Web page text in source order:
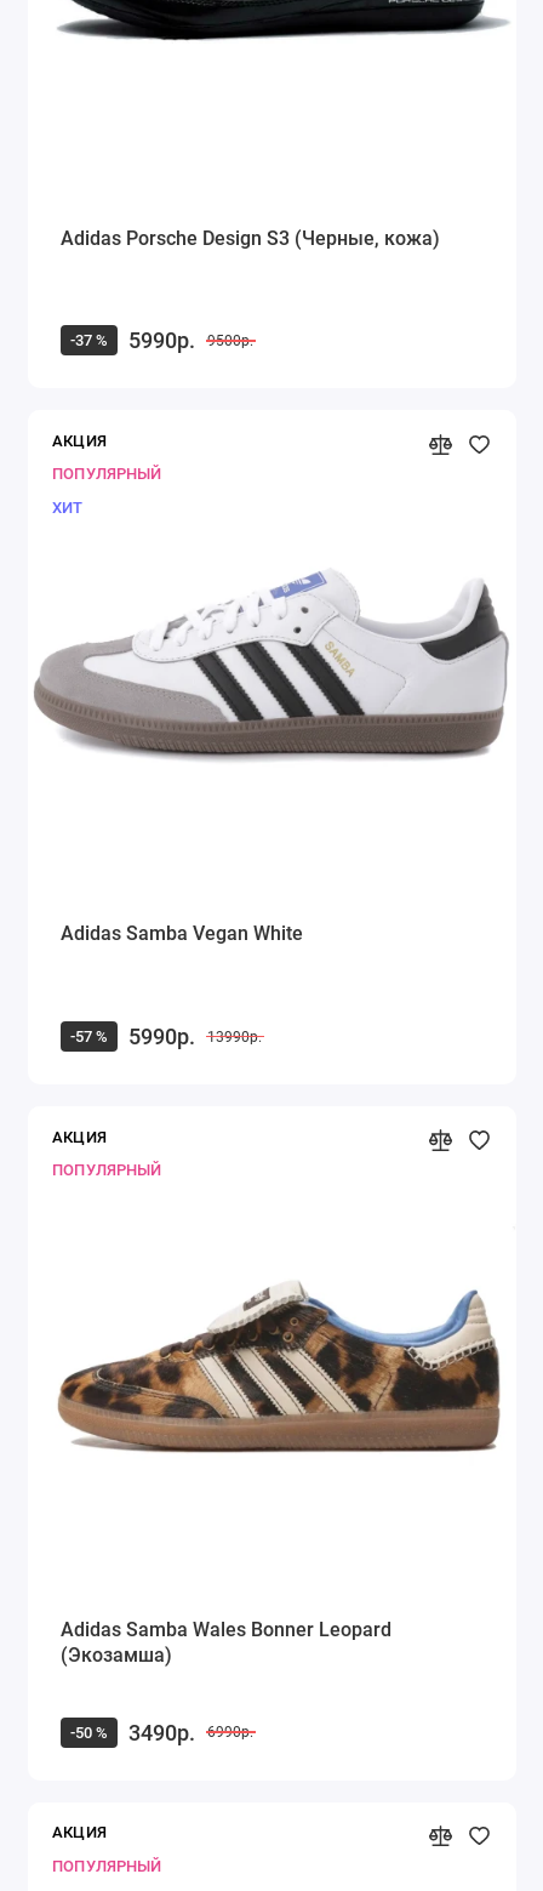
Adidas Porsche Design S3 (Черные, кожа)
-37 % 5990р. 9500р.
АКЦИЯ
ПОПУЛЯРНЫЙ
ХИТ
Adidas Samba Vegan White
-57 % 5990р. 13990р.
АКЦИЯ
ПОПУЛЯРНЫЙ
Adidas Samba Wales Bonner Leopard
(Экозамша)
-50 % 3490р. 6990р.
АКЦИЯ
ПОПУЛЯРНЫЙ